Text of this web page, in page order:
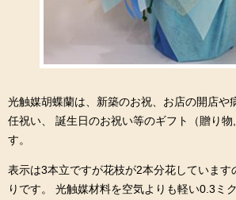
光触媒胡蝶蘭は、新築のお祝、お店の開店や
任祝い、 誕生日のお祝い等のギフト（贈り
す。
表示は3本立ですが花枝が2本分花しています
りです。 光触媒材料を空気よりも軽い0.3ミ